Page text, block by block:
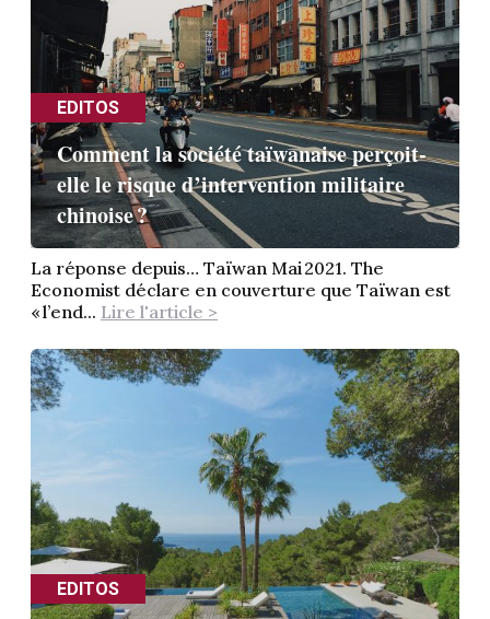
EDITOS
Comment la société taïwanaise perçoit-
elle le risque d’intervention militaire
chinoise ?
La réponse depuis… Taïwan Mai 2021. The
Economist déclare en couverture que Taïwan est
« l’end... Lire l'article >
EDITOS